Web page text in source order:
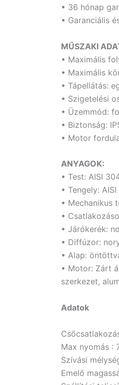
• 36 hónap
• Garanciális
MŰSZAKI
• Maximális
• Maximális
• Tápellátás:
• Szigetelési
• Üzemmód:
• Biztonság:
• Motor
ANYAGOK:
• Test: AISI
• Tengely:
• Mechanikus
•
• Járókerék:
• Diffúzor:
• Alap:
• Motor: Zárt
szerkezet,
Adatok
Max nyomás :
Szívási
Emelő